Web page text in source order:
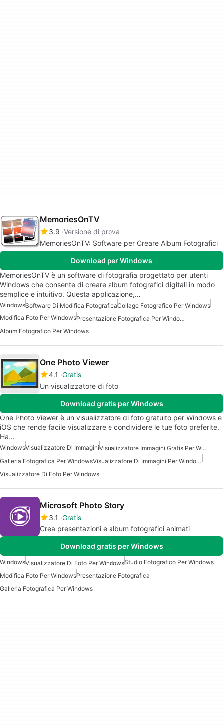
MemoriesOnTV
3.9 Versione di prova
MemoriesOnTV: Software per Creare Album Fotografici
Download per Windows
MemoriesOnTV è un software di fotografia progettato per utenti
Windows che consente di creare album fotografici digitali in modo
semplice e intuitivo. Questa applicazione,…
WindowsSoftware Di Modifica FotograficaCollage Fotografico Per Windows
Modifica Foto Per Windows
Presentazione Fotografica Per Windows
Album Fotografico Per Windows
One Photo Viewer
4.1 Gratis
Un visualizzatore di foto
Download gratis per Windows
One Photo Viewer è un visualizzatore di foto gratuito per Windows e
iOS che rende facile visualizzare e condividere le tue foto preferite.
Ha…
WindowsVisualizzatore Di Immagini
Visualizzatore Immagini Gratis Per Windows
Galleria Fotografica Per Windows
Visualizzatore Di Immagini Per Windows
Visualizzatore Di Foto Per Windows
Microsoft Photo Story
3.1 Gratis
Crea presentazioni e album fotografici animati
Download gratis per Windows
WindowsVisualizzatore Di Foto Per WindowsStudio Fotografico Per Windows
Modifica Foto Per WindowsPresentazione Fotografica
Galleria Fotografica Per Windows